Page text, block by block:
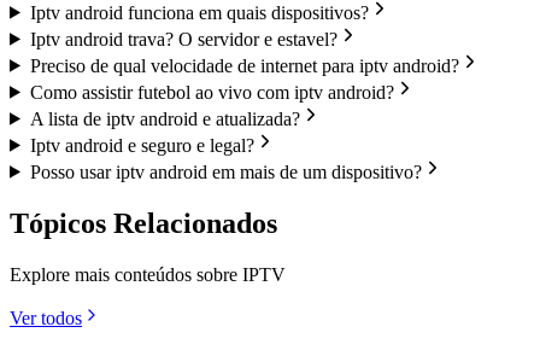
Iptv android funciona em quais dispositivos?
Iptv android trava? O servidor e estavel?
Preciso de qual velocidade de internet para iptv android?
Como assistir futebol ao vivo com iptv android?
A lista de iptv android e atualizada?
Iptv android e seguro e legal?
Posso usar iptv android em mais de um dispositivo?
Tópicos Relacionados
Explore mais conteúdos sobre IPTV
Ver todos